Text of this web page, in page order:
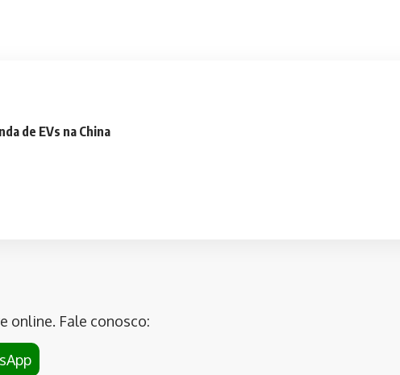
de EVs na China
online. Fale conosco: